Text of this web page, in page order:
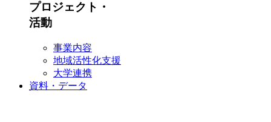
プロジェクト・
活動
事業内容
地域活性化支援
大学連携
資料・データ